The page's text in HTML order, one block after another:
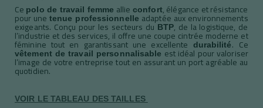
Ce polo de travail femme allieconfort, élégance et résistance
pour une tenue professionnelle adaptée aux environnements
exigeants. Conçu pour les secteurs du BTP, de la logistique, de
l’industrie et des services, il offre une coupe cintrée moderne et
féminine tout en garantissant une excellente durabilité. Ce
vêtement de travail personnalisable est idéal pour valoriser
l’image de votre entreprise tout en assurant un port agréable au
quotidien.
VOIR LE TABLEAU DES TAILLES